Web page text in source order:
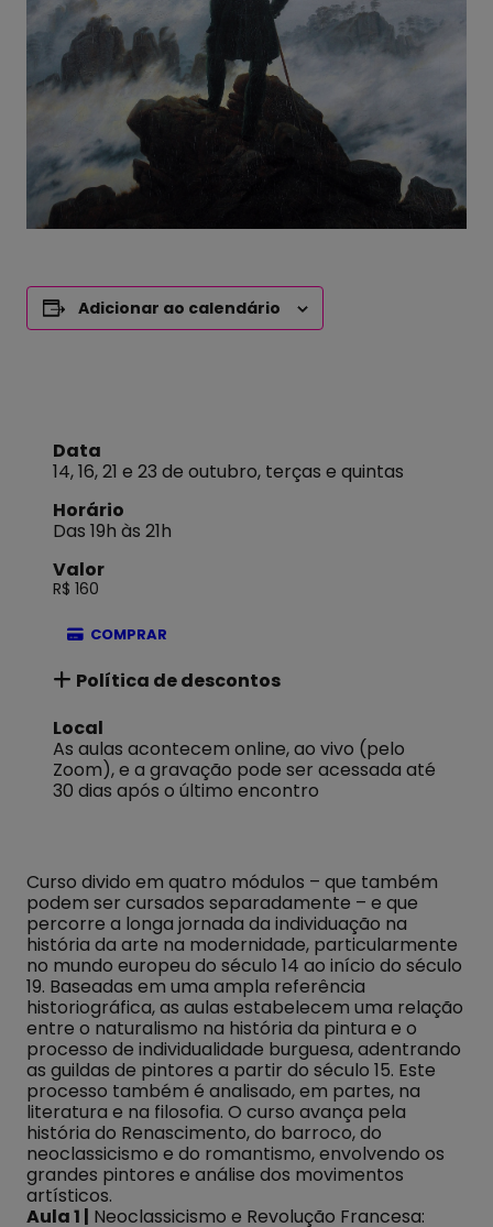
Adicionar ao calendário
Data
14, 16, 21 e 23 de outubro, terças e quintas
Horário
Das 19h às 21h
Valor
R$ 160
COMPRAR
Política de descontos
Local
As aulas acontecem online, ao vivo (pelo
Zoom), e a gravação pode ser acessada até
30 dias após o último encontro
Curso divido em quatro módulos – que também
podem ser cursados separadamente – e que
percorre a longa jornada da individuação na
história da arte na modernidade, particularmente
no mundo europeu do século 14 ao início do século
19. Baseadas em uma ampla referência
historiográfica, as aulas estabelecem uma relação
entre o naturalismo na história da pintura e o
processo de individualidade burguesa, adentrando
as guildas de pintores a partir do século 15. Este
processo também é analisado, em partes, na
literatura e na filosofia. O curso avança pela
história do Renascimento, do barroco, do
neoclassicismo e do romantismo, envolvendo os
grandes pintores e análise dos movimentos
artísticos.
Aula 1 | Neoclassicismo e Revolução Francesa: